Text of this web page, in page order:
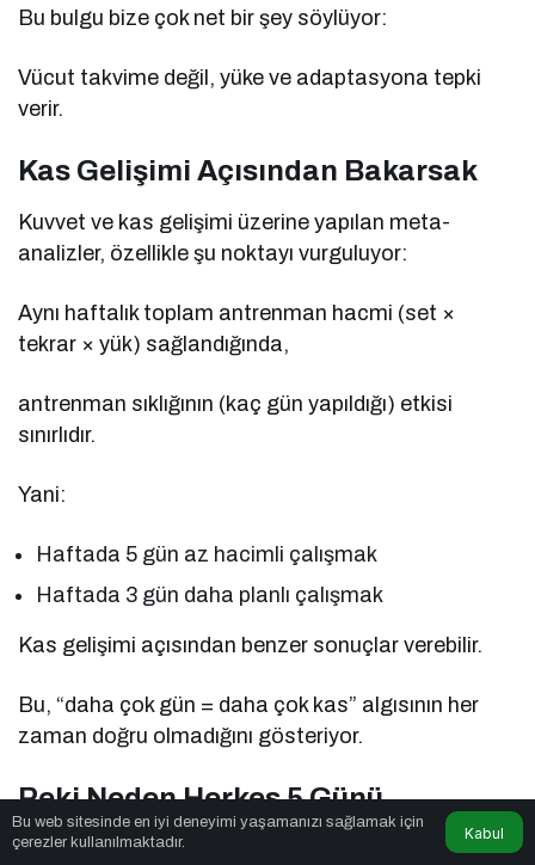
Bu bulgu bize çok net bir şey söylüyor:
Vücut takvime değil, yüke ve adaptasyona tepki
verir.
Kas Gelişimi Açısından Bakarsak
Kuvvet ve kas gelişimi üzerine yapılan meta-
analizler, özellikle şu noktayı vurguluyor:
Aynı haftalık toplam antrenman hacmi (set ×
tekrar × yük) sağlandığında,
antrenman sıklığının (kaç gün yapıldığı) etkisi
sınırlıdır.
Yani:
Haftada 5 gün az hacimli çalışmak
Haftada 3 gün daha planlı çalışmak
Kas gelişimi açısından benzer sonuçlar verebilir.
Bu, “daha çok gün = daha çok kas” algısının her
zaman doğru olmadığını gösteriyor.
Peki Neden Herkes 5 Günü
Savunuyor?
Bu web sitesinde en iyi deneyimi yaşamanızı sağlamak için
çerezler kullanılmaktadır.
Kabul